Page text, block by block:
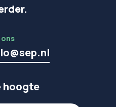
ons
hoogte